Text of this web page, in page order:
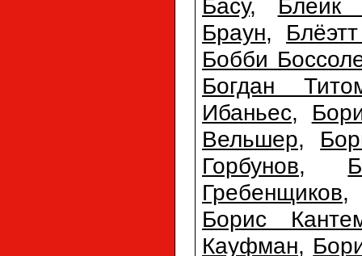
Басу, Блейк
Браун,
Бобби
Богдан
Ибаньес,
Вельшер,
Горбунов,
Гребенщиков
Борис
Кауфман,